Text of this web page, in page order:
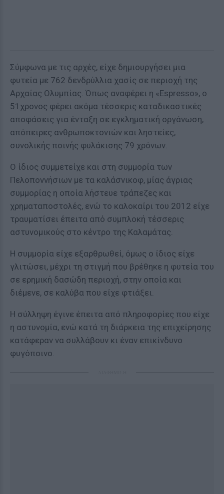
Σύμφωνα με τις αρχές, είχε δημιουργήσει μια
φυτεία με 762 δενδρύλλια χασίς σε περιοχή της
Αρχαίας Ολυμπίας. Όπως αναφέρει η «Espresso», ο
51χρονος φέρει ακόμα τέσσερις καταδικαστικές
αποφάσεις για ένταξη σε εγκληματική οργάνωση,
απόπειρες ανθρωποκτονιών και ληστείες,
συνολικής ποινής φυλάκισης 79 χρόνων.
Ο ίδιος συμμετείχε και στη συμμορία των
Πελοποννήσιων με τα καλάσνικοφ, μίας άγριας
συμμορίας η οποία λήστευε τράπεζες και
χρηματαποστολές, ενώ το καλοκαίρι του 2012 είχε
τραυματίσει έπειτα από συμπλοκή τέσσερις
αστυνομικούς στο κέντρο της Καλαμάτας.
Η συμμορία είχε εξαρθρωθεί, όμως ο ίδιος είχε
γλιτώσει, μέχρι τη στιγμή που βρέθηκε η φυτεία του
σε ερημική δασώδη περιοχή, στην οποία και
διέμενε, σε καλύβα που είχε φτιάξει.
Η σύλληψη έγινε έπειτα από πληροφορίες που είχε
η αστυνομία, ενώ κατά τη διάρκεια της επιχείρησης
κατάφεραν να συλλάβουν κι έναν επικίνδυνο
φυγόποινο.